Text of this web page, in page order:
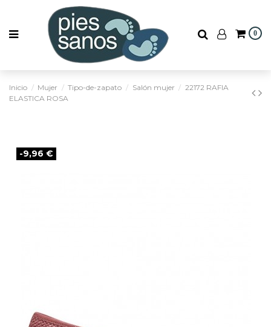
0
Inicio Mujer Tipo-de-zapato Salón mujer
22172 RAFIA
ELASTICA ROSA
-9,96 €